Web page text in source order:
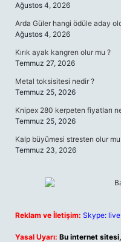
Ağustos 4, 2026
Arda Güler hangi ödüle aday
Ağustos 4, 2026
Kırık ayak kangren olur mu ?
Temmuz 27, 2026
Metal toksisitesi nedir ?
Temmuz 25, 2026
Knipex 280 kerpeten fiyatları
Temmuz 25, 2026
Kalp büyümesi stresten olur
Temmuz 23, 2026
Reklam ve İletişim: Skype:
Yasal Uyarı: Bu internet